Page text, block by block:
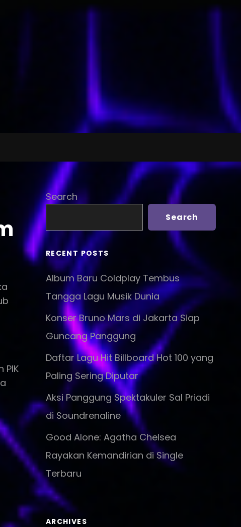
Search
Search
RECENT POSTS
Album Baru Coldplay Tembus
Tangga Lagu Musik Dunia
Konser Bruno Mars di Jakarta Siap
Guncang Panggung
Daftar Lagu Hit Billboard Hot 100 yang
Paling Sering Diputar
Aksi Panggung Spektakuler Sal Priadi
di Soundrenaline
Good Alone: Agatha Chelsea
Rayakan Kemandirian di Single
Terbaru
ARCHIVES